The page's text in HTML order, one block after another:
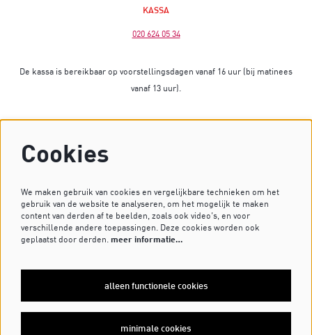
KASSA
020 624 05 34
De kassa is bereikbaar op voorstellingsdagen vanaf 16 uur (bij matinees
vanaf 13 uur).
Heb je vragen? Stuur dan een mailtje naar
VOLG ONS OP
MELD JE AAN VOOR DE NIEUWSBRIEF
Cookies
We maken gebruik van cookies en vergelijkbare technieken om het
gebruik van de website te analyseren, om het mogelijk te maken
content van derden af te beelden, zoals ook video’s, en voor
verschillende andere toepassingen. Deze cookies worden ook
geplaatst door derden. meer informatie…
alleen functionele cookies
minimale cookies